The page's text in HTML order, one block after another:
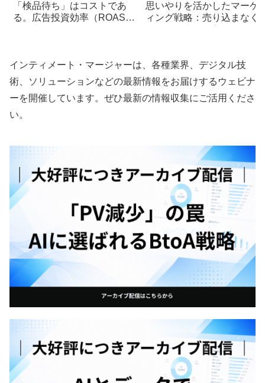
「検品待ち」はコストであ
る。広告投資効率（ROAS）
思いやりを活かしたマーケ
ィング戦略：売り込まなく
インティメート・マージャーは、各種業界、デジタル技
術、ソリューションなどの最新情報をお届けするウェビナ
ーを開催しています。ぜひ最新の情報収集にご活用くださ
い。